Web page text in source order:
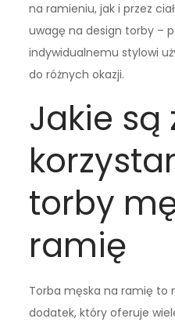
na ramieniu, jak i przez
uwagę na design torby –
indywidualnemu stylowi
do różnych okazji.
Jakie są
torby
ramię
Torba męska na ramię to
dodatek, który oferuje